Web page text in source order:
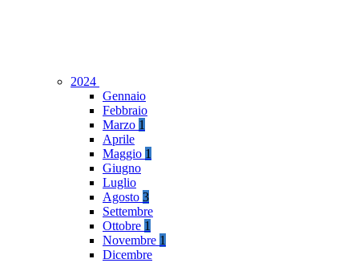
2024
Gennaio
Febbraio
Marzo 1
Aprile
Maggio 1
Giugno
Luglio
Agosto 3
Settembre
Ottobre 1
Novembre 1
Dicembre